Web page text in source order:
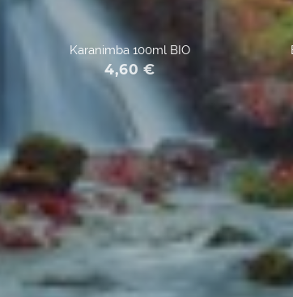
Karanimba 100ml BIO
4,60€